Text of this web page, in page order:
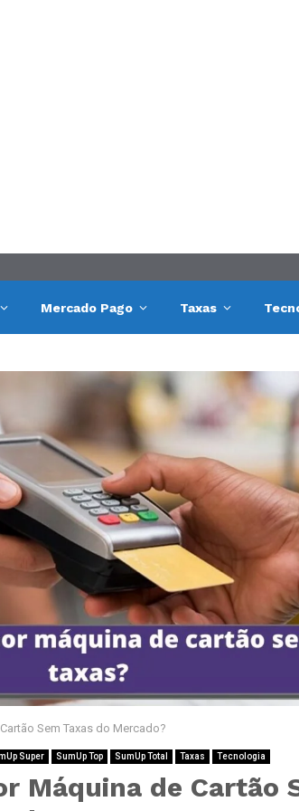
Mercado Pago Taxas
Sem Taxas do Mercado?
Super SumUp Top SumUp Total Taxas Tecnologia
Máquina de Cartão